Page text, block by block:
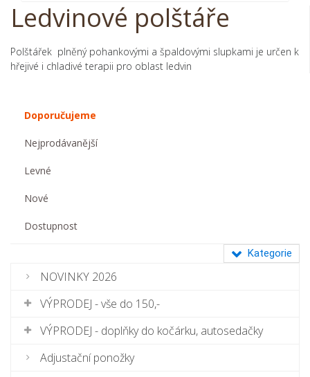
Ledvinové polštáře
Polštářek plněný pohankovými a špaldovými slupkami je určen k
hřejivé i chladivé terapii pro oblast ledvin
Doporučujeme
Nejprodávanější
Levné
Nové
Dostupnost
Kategorie
NOVINKY 2026
VÝPRODEJ - vše do 150,-
VÝPRODEJ - doplňky do kočárku, autosedačky
Adjustační ponožky